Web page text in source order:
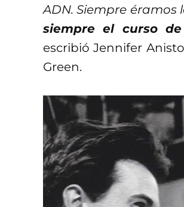
ADN. Siempre éramos
siempre el curso
escribió Jennifer
Green.